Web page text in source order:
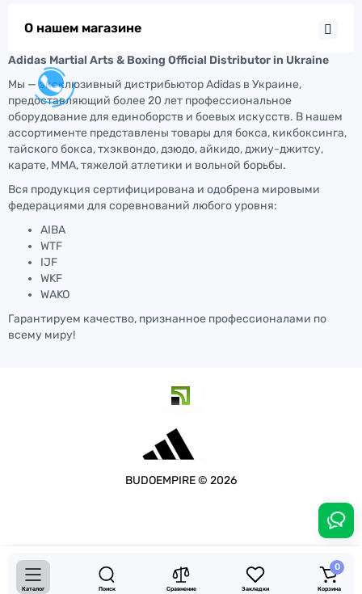
Каталог Поиск Сравнение Закладки
0
Корзина
1829.00 грн.
1098.00 грн.
Купить
О нашем магазине
Adidas Martial Arts & Boxing Official Distributor in Ukraine
Мы — эксклюзивный дистрибьютор Adidas в Украине,
предоставляющий более 20 лет профессиональное
оборудование для единоборств и боевых искусств. В нашем
ассортименте представлены товары для бокса, кикбоксинга,
тайского бокса, тхэквондо, дзюдо, айкидо, джиу-джитсу,
карате, ММА, тяжелой атлетики и вольной борьбы.
Вся продукция сертифицирована и одобрена мировыми
федерациями для соревнований любого уровня:
AIBA
WTF
IJF
WKF
WAKO
Гарантируем качество, признанное профессионалами по
всему миру!
BUDOEMPIRE © 2026